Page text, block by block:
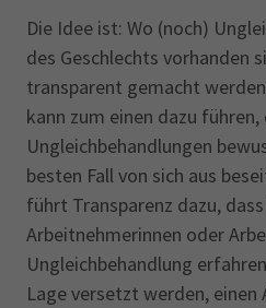
Die Idee ist: Wo (noch)
des Geschlechts vorhanden
transparent gemacht
kann zum einen dazu
Ungleichbehandlungen
besten Fall von sich aus
führt Transparenz dazu,
Arbeitnehmerinnen oder
Ungleichbehandlung
Lage versetzt werden, einen